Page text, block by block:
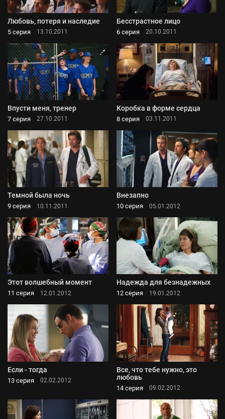
Любовь, потеря и наследие
5 серия 13.10.2011
Бесстрастное лицо
6 серия 20.10.2011
Впусти меня, тренер
7 серия 27.10.2011
Коробка в форме сердца
8 серия 03.11.2011
Темной была ночь
9 серия 10.11.2011
Внезапно
10 серия 05.01.2012
Этот волшебный момент
11 серия 12.01.2012
Надежда для безнадежных
12 серия 19.01.2012
Если - тогда
13 серия 02.02.2012
Все, что тебе нужно, это
любовь
14 серия 09.02.2012